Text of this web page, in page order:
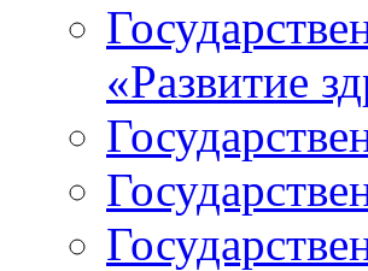
«Развитие